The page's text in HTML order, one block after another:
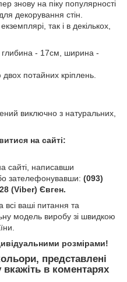
знову на піку популярності
декорування стін.
так і в декількох,
глибина - 17см, ширина -
потайних кріплень.
виключно з натуральних,
на сайті:
сайті, написавши
зателефонувавши: (093)
(Viber) Євген.
всі ваші питання та
модель виробу зі швидкою
розмірами!
представлені
вкажіть в коментарях